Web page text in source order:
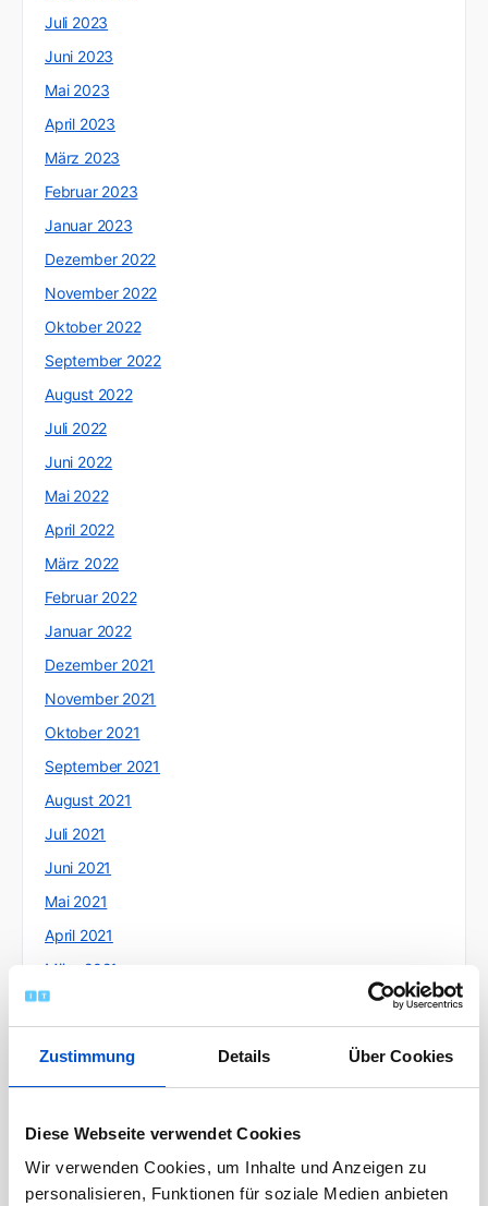
Zustimmung Details Über Cookies
Diese Webseite verwendet Cookies
Wir verwenden Cookies, um Inhalte und Anzeigen zu
personalisieren, Funktionen für soziale Medien anbieten
Juli 2023
Juni 2023
Mai 2023
April 2023
März 2023
Februar 2023
Januar 2023
Dezember 2022
November 2022
Oktober 2022
September 2022
August 2022
Juli 2022
Juni 2022
Mai 2022
April 2022
März 2022
Februar 2022
Januar 2022
Dezember 2021
November 2021
Oktober 2021
September 2021
August 2021
Juli 2021
Juni 2021
Mai 2021
April 2021
März 2021
Februar 2021
Dezember 2020
Oktober 2020
September 2020